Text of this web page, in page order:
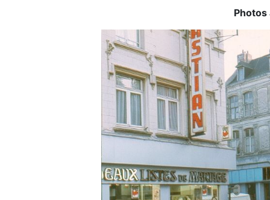
Photos